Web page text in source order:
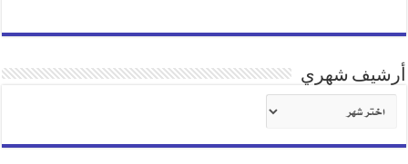
أرشيف شهري
شهري